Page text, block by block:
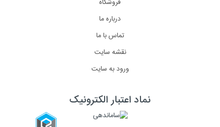
فروشگاه
درباره ما
تماس با ما
نقشه سایت
ورود به سایت
نماد اعتبار الکترونیک